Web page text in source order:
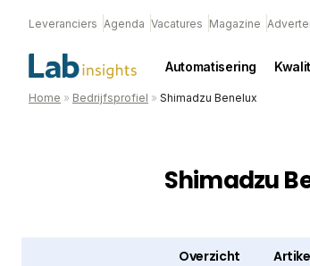
Leveranciers Agenda Vacatures Magazine
Automatisering
Home » Bedrijfsprofiel » Shimadzu Benelux
Shimadzu
Overzicht